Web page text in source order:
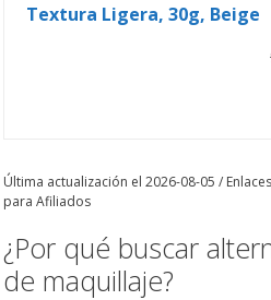
Textura Ligera, 30g, Beige
Última actualización el 2026-08-05 /
para Afiliados
¿Por qué buscar
de maquillaje?